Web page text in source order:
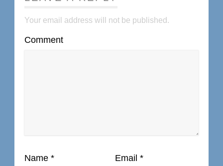
Your email address will not be published.
Comment
Name * Email *